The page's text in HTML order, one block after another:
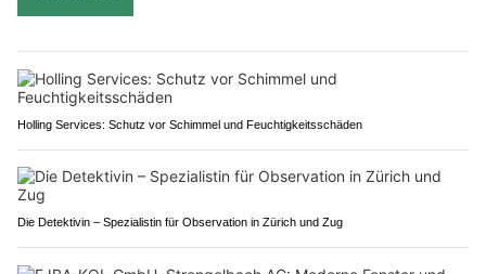
Holling Services: Schutz vor Schimmel und Feuchtigkeitsschäden
Die Detektivin – Spezialistin für Observation in Zürich und Zug